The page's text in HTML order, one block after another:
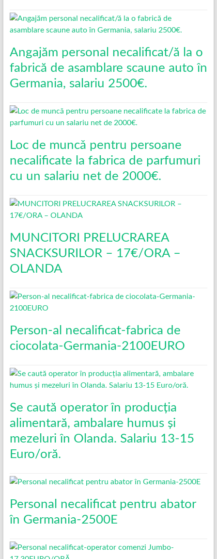
Angajăm personal necalificat/ă la o
fabrică de asamblare scaune auto în
Germania, salariu 2500€.
Loc de muncǎ pentru persoane
necalificate la fabrica de parfumuri
cu un salariu net de 2000€.
MUNCITORI PRELUCRAREA
SNACKSURILOR – 17€/ORA –
OLANDA
Person-al necalificat-fabrica de
ciocolata-Germania-2100EURO
Se caută operator în producția
alimentară, ambalare humus și
mezeluri în Olanda. Salariu 13-15
Euro/oră.
Personal necalificat pentru abator
în Germania-2500E